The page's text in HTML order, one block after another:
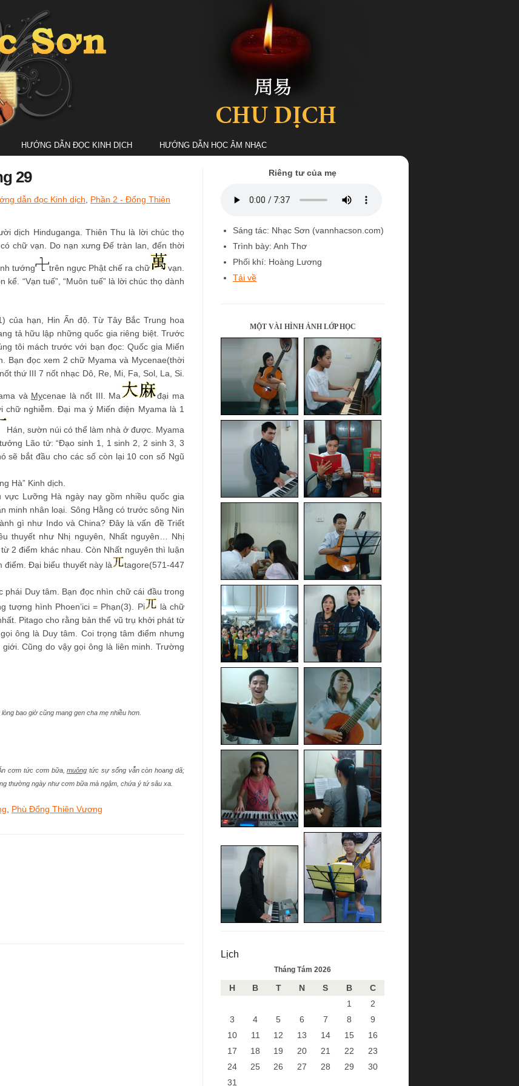
HƯỚNG DẪN ĐỌC KINH DỊCH HƯỚNG DẪN HỌC ÂM NHẠC
29
dẫn đọc Kinh dịch
Phần 2 - Đổng Thiên
dịch Hinduganga. Thiên Thu là lời chúc thọ
chữ vạn. Do nạn xưng Đế tràn lan, đến thời
tướng trên ngực Phật chế ra chữ
vạn.
“Vạn tuế”, “Muôn tuế” là lời chúc thọ dành
của hạn, Hin Ấn độ. Từ Tây Bắc Trung hoa
tả hữu lập những quốc gia riêng biệt. Trước
tôi mách trước với bạn đọc: Quốc gia Miến
Bạn đọc xem 2 chữ Myama và Mycenae(thời
thứ III 7 nốt nhạc Dô, Re, Mi, Fa, Sol, La, Si.
và Mycenae là nốt III. Ma
đại ma
nghiễm. Đại ma ý Miến điện Myama là 1
Hán, sườn núi có thể làm nhà ở được. Myama
Lão tử: “Đạo sinh 1, 1 sinh 2, 2 sinh 3, 3
sẽ bắt đầu cho các số còn lại 10 con số Ngũ
Hà” Kinh dịch.
vực Lưỡng Hà ngày nay gồm nhiều quốc gia
minh nhân loại. Sông Hằng có trước sông Nin
gì như Indo và China? Đây là vấn đề Triết
thuyết như Nhị nguyên, Nhất nguyên… Nhị
2 điểm khác nhau. Còn Nhất nguyên thì luận
điểm. Đại biểu thuyết này là
tagore(571-447
phái Duy tâm. Bạn đọc nhìn chữ cái đầu trong
tượng hình Phoen’ici = Phạn(3). Pi
là chữ
Pitago cho rằng bản thể vũ trụ khởi phát từ
ông là Duy tâm. Coi trọng tâm điểm nhưng
Cũng do vậy gọi ông là liên minh. Trường
lòng bao giờ cũng mang gen cha mẹ nhiều hơn.
cơm tức cơm bữa,muông tức sự sống vẫn còn hoang dã;
thường ngày như cơm bữa mà ngậm, chứa ý tứ sâu xa.
Phù Đổng Thiên Vương
Riêng tư của mẹ
Sáng tác: Nhạc Sơn (vannhacson.com)
Trình bày: Anh Thơ
Phối khí: Hoàng Lương
Tải về
MỘT VÀI HÌNH ẢNH LỚP HỌC
Lịch
Tháng Tám 2026
H B T N S B
C
1
2
3
4 5 6 7 8
9
10
11 12 13 14 15
16
17
18 19 20 21 22
23
24
25 26 27 28 29
30
31